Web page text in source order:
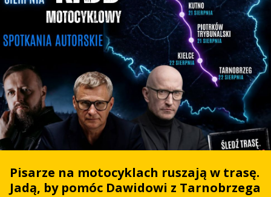
Pisarze na motocyklach ruszają w trasę.
Jadą, by pomóc Dawidowi z Tarnobrzega